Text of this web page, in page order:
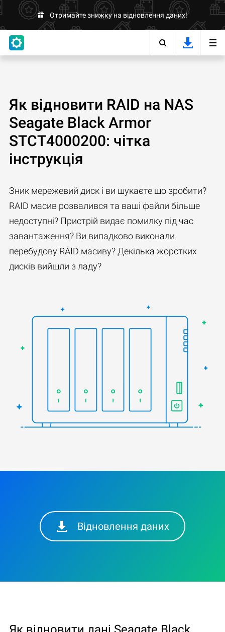
Отримайте знижку на відновлення даних!
Як відновити RAID на NAS
Seagate Black Armor
STCT4000200: чітка
інструкція
Зник мережевий диск і ви шукаєте що зробити?
RAID масив розвалився та ваші файли більше
недоступні? Пристрій видає помилку під час
завантаження? Ви випадково виконали
перебудову RAID масиву? Декілька жорстких
дисків вийшли з ладу?
Відновлення даних